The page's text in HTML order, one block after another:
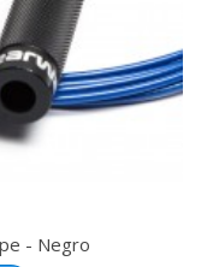
- Negro